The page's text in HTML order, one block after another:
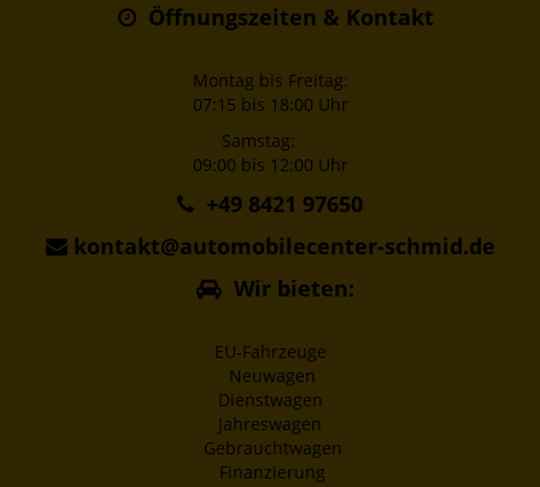
Öffnungszeiten & Kontakt
Montag bis Freitag:
07:15 bis 18:00 Uhr
Samstag:
09:00 bis 12:00 Uhr
+49 8421 97650
kontakt@automobilecenter-schmid.de
Wir bieten:
EU-Fahrzeuge
Neuwagen
Dienstwagen
Jahreswagen
Gebrauchtwagen
Finanzierung